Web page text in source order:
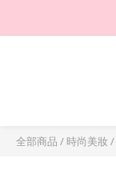
全部商品 / 時尚美妝/